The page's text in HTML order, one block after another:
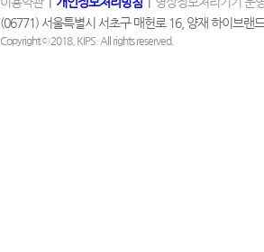
(06771) 서울특별시 서초구 매헌로 16, 양재 하이브
Copyrightⓒ 2018, KIPS. All rights reserved.